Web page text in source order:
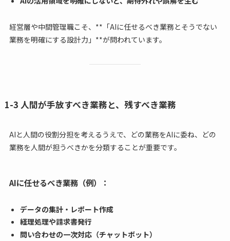
経営層や中間管理職こそ、**「AIに任せるべき業務とそうでない
業務を明確にする設計力」**が問われています。
1-3 人間が手放すべき業務と、残すべき業務
AIと人間の役割分担を考えるうえで、どの業務をAIに委ね、どの
業務を人間が担うべきかを分類することが重要です。
AIに任せるべき業務（例）：
データの集計・レポート作成
経理処理や請求書発行
問い合わせの一次対応（チャットボット）